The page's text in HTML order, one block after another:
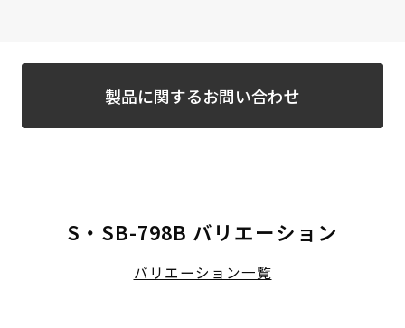
製品に関するお問い合わせ
S・SB-798B バリエーション
バリエーション一覧